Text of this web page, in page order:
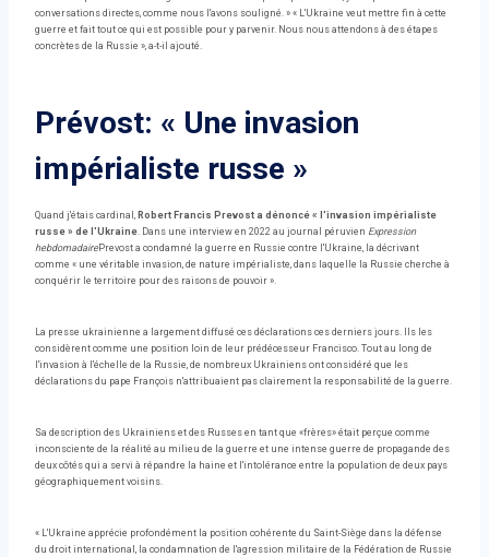
conversations directes, comme nous l'avons souligné. » « L'Ukraine veut mettre fin à cette
guerre et fait tout ce qui est possible pour y parvenir. Nous nous attendons à des étapes
concrètes de la Russie », a-t-il ajouté.
Prévost: « Une invasion
impérialiste russe »
Quand j'étais cardinal, Robert Francis Prevost a dénoncé « l'invasion impérialiste
russe » de l'Ukraine. Dans une interview en 2022 au journal péruvien Expression
hebdomadairePrevost a condamné la guerre en Russie contre l'Ukraine, la décrivant
comme « une véritable invasion, de nature impérialiste, dans laquelle la Russie cherche à
conquérir le territoire pour des raisons de pouvoir ».
La presse ukrainienne a largement diffusé ces déclarations ces derniers jours. Ils les
considèrent comme une position loin de leur prédécesseur Francisco. Tout au long de
l'invasion à l'échelle de la Russie, de nombreux Ukrainiens ont considéré que les
déclarations du pape François n'attribuaient pas clairement la responsabilité de la guerre.
Sa description des Ukrainiens et des Russes en tant que «frères» était perçue comme
inconsciente de la réalité au milieu de la guerre et une intense guerre de propagande des
deux côtés qui a servi à répandre la haine et l'intolérance entre la population de deux pays
géographiquement voisins.
« L'Ukraine apprécie profondément la position cohérente du Saint-Siège dans la défense
du droit international, la condamnation de l'agression militaire de la Fédération de Russie